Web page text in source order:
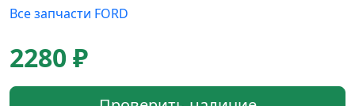
Все запчасти FORD
2280 ₽